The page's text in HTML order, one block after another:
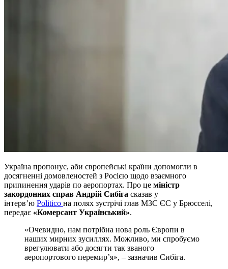
Україна пропонує, аби європейські країни допомогли в
досягненні домовленостей з Росією щодо взаємного
припинення ударів по аеропортах. Про це міністр
закордонних справ Андрій Сибіга сказав у
інтерв’ю Politico на полях зустрічі глав МЗС ЄС у Брюсселі,
передає «Комерсант Український».
«Очевидно, нам потрібна нова роль Європи в
наших мирних зусиллях. Можливо, ми спробуємо
врегулювати або досягти так званого
аеропортового перемир’я», – зазначив Сибіга.